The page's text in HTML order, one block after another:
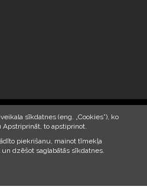
Auto SIA
sīkdatnes (eng. „Cookies”), ko
to apstiprinot.
piekrišanu, mainot tīmekļa
dzēšot saglabātās sīkdatnes.